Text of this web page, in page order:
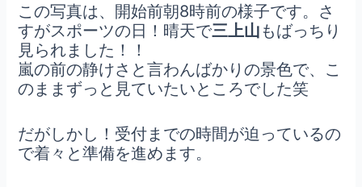
この写真は、開始前朝8時前の様子です。さ
すがスポーツの日！晴天で三上山もばっちり
見られました！！
嵐の前の静けさと言わんばかりの景色で、こ
のままずっと見ていたいところでした笑
だがしかし！受付までの時間が迫っているの
で着々と準備を進めます。